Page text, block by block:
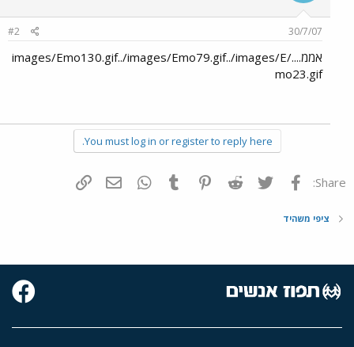
30/7/07
#2
אממ..../images/Emo130.gif../images/Emo79.gif../images/E
mo23.gif
You must log in or register to reply here.
Share: פייסבוק Twitter
Reddit
Pinterest
Tumblr
WhatsAppדואר אלקטרוני
ציפי משהיד